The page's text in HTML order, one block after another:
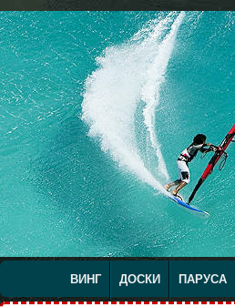
ВИНГ ДОСКИ ПАРУСА